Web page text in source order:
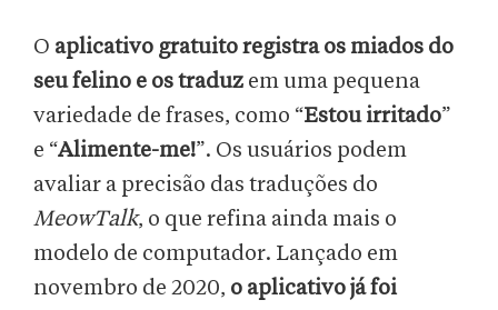
O aplicativo gratuito registra os miados do
seu felino e os traduz em uma pequena
variedade de frases, como “Estou irritado”
e “Alimente-me!”. Os usuários podem
avaliar a precisão das traduções do
MeowTalk, o que refina ainda mais o
modelo de computador. Lançado em
novembro de 2020, o aplicativo já foi